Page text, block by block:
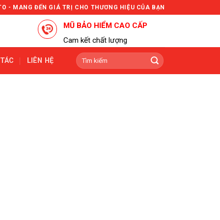
- MANG ĐẾN GIÁ TRỊ CHO THƯƠNG HIỆU CỦA BẠN
MŨ BẢO HIỂM CAO CẤP
Cam kết chất lượng
LIÊN HỆ
Tìm
kiếm: